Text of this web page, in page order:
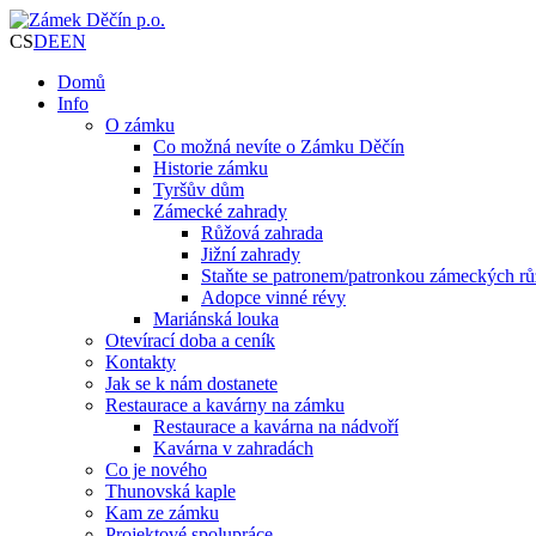
CSDEEN
Domů
Info
O zámku
Co možná nevíte o Zámku Děčín
Historie zámku
Tyršův dům
Zámecké zahrady
Růžová zahrada
Jižní zahrady
Staňte se patronem/patronkou zámeckých
Adopce vinné révy
Mariánská louka
Otevírací doba a ceník
Kontakty
Jak se k nám dostanete
Restaurace a kavárny na zámku
Restaurace a kavárna na nádvoří
Kavárna v zahradách
Co je nového
Thunovská kaple
Kam ze zámku